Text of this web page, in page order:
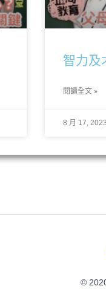
智力及
閱讀全文 »
8 月 17, 2023
©